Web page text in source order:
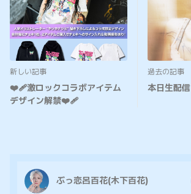
新しい記事
❤️‍🩹激ロックコラボアイテム
デザイン解禁❤️‍🩹
過去の記事
本日生配信
ぶっ恋呂百花(木下百花)